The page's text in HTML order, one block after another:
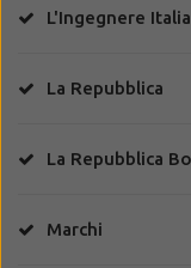
L'Ingegnere
La Repubblica
La Repubblica
Marchi